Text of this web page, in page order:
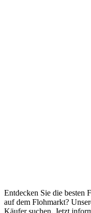
Entdecken Sie die besten
auf dem Flohmarkt?
Käufer suchen. Jetzt